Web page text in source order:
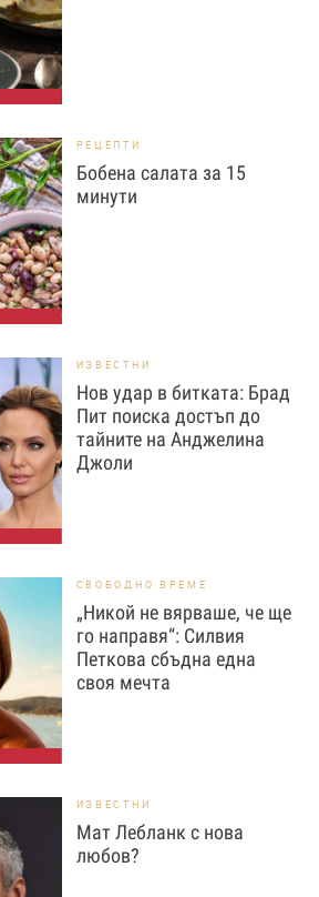
РЕЦЕПТИ
Бобена салата за 15
минути
ИЗВЕСТНИ
Нов удар в битката: Брад
Пит поиска достъп до
тайните на Анджелина
Джоли
СВОБОДНО ВРЕМЕ
„Никой не вярваше, че ще
го направя“: Силвия
Петкова сбъдна една
своя мечта
ИЗВЕСТНИ
Мат Лебланк с нова
любов?